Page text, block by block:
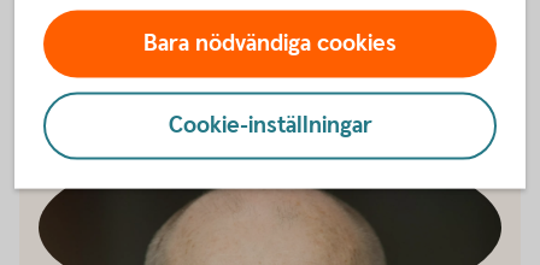
finansieringen stödjer företagets långsiktiga utveckling och
skapar utrymme för framtida investeringar.
Bara nödvändiga cookies
Cookie-inställningar